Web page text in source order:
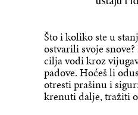
Što i koliko ste u
ostvarili svoje
cilja vodi kroz
padove. Hoćeš li
otresti prašinu i
krenuti dalje, tražiti